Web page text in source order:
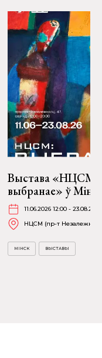
Выстава «НЦСМ:
выбранае» ў
11.06.2026 12:00 -
НЦСМ (пр-т
МІНСК ВЫСТАВЫ